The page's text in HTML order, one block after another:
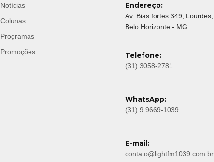
Notícias
Colunas
Programas
Promoções
Endereço:
Av. Bias fortes 349, Lourdes,
Belo Horizonte - MG
Telefone:
(31) 3058-2781
WhatsApp:
(31) 9 9669-1039
E-mail:
contato@lightfm1039.com.br